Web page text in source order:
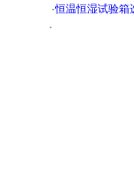
·恒温恒湿试验箱
·